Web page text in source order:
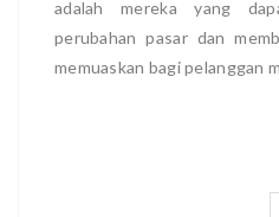
adalah mereka yang
perubahan pasar dan
memuaskan bagi pelanggan